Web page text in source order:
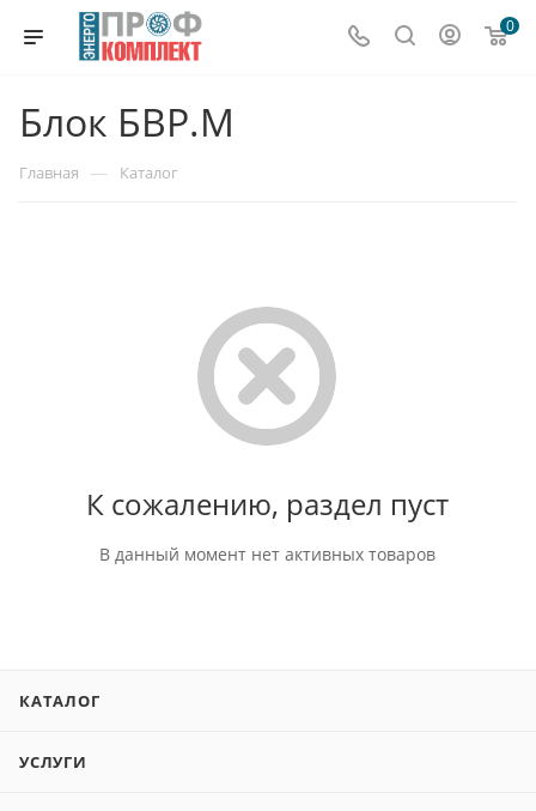
0
Блок БВР.М
Главная — Каталог
К сожалению, раздел пуст
В данный момент нет активных товаров
КАТАЛОГ
УСЛУГИ